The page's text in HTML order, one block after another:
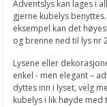
Adventslys kan lages i
gjerne kubelys
eksempel kan det
og brenne ned til lys nr
Lysene eller
enkel - men elegant –
dyttes inn i lyset, velg
kubelys i lik høyde med